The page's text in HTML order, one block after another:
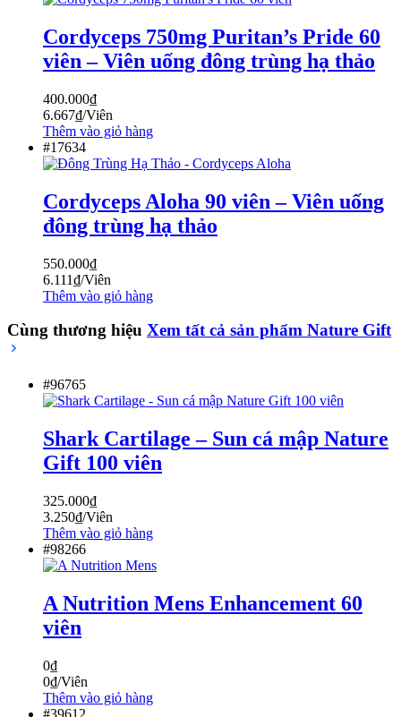
Cordyceps 750mg Puritan’s Pride 60
viên – Viên uống đông trùng hạ thảo
400.000₫
6.667₫/Viên
Thêm vào giỏ hàng
#17634
Cordyceps Aloha 90 viên – Viên uống
đông trùng hạ thảo
550.000₫
6.111₫/Viên
Thêm vào giỏ hàng
Cùng thương hiệu Xem tất cả sản phẩm Nature Gift
#96765
Shark Cartilage – Sun cá mập Nature
Gift 100 viên
325.000₫
3.250₫/Viên
Thêm vào giỏ hàng
#98266
A Nutrition Mens Enhancement 60
viên
0₫
0₫/Viên
Thêm vào giỏ hàng
#39612